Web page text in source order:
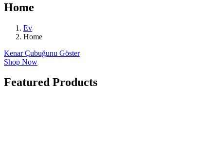
Home
Ev
Home
Kenar Çubuğunu Göster
Shop Now
Featured Products